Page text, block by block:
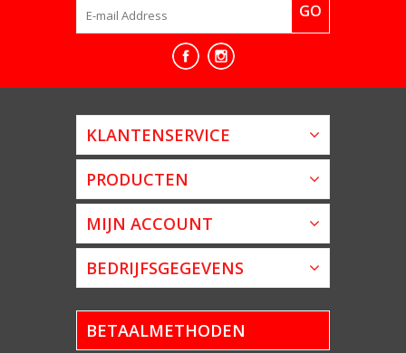
GO
KLANTENSERVICE
PRODUCTEN
MIJN ACCOUNT
BEDRIJFSGEGEVENS
BETAALMETHODEN